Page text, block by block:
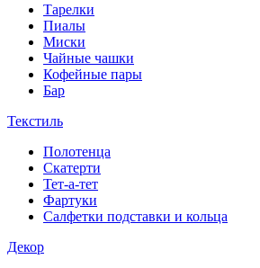
Тарелки
Пиалы
Миски
Чайные чашки
Кофейные пары
Бар
Текстиль
Полотенца
Скатерти
Тет-а-тет
Фартуки
Салфетки подставки и кольца
Декор